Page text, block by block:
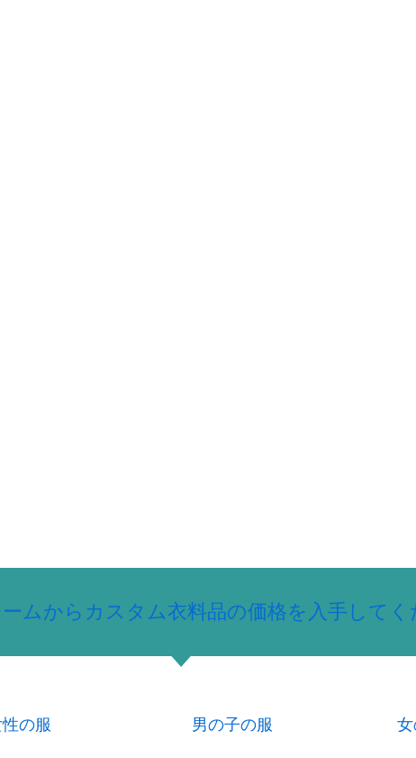
ムからカスタム衣料品の価格を入手してく
の服 男の子の服